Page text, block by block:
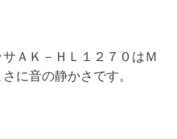
ＡＫ－ＨＬ１２７０はＭ
に音の静かさです。